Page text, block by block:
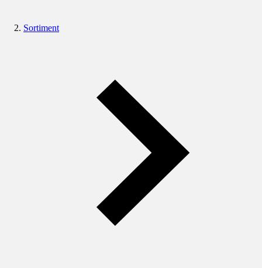
Sortiment